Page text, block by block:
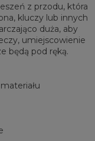
z przodu, która
kluczy lub innych
duża, aby
umiejscowienie
będą pod ręką.